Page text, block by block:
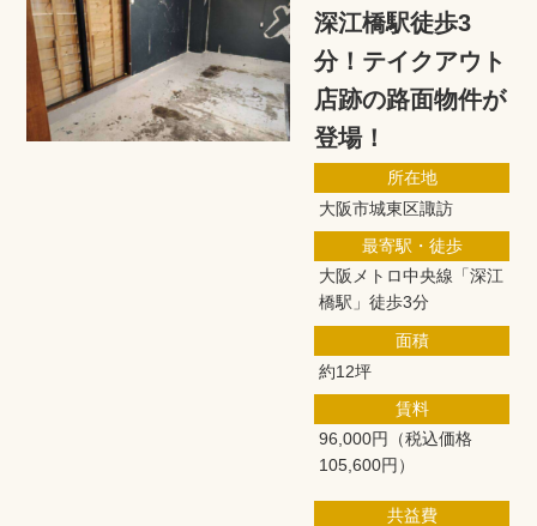
深江橋駅徒歩3
分！テイクアウト
店跡の路面物件が
登場！
所在地
大阪市城東区諏訪
最寄駅・徒歩
大阪メトロ中央線「深江
橋駅」徒歩3分
面積
約12坪
賃料
96,000円
（税込価格
105,600円）
共益費